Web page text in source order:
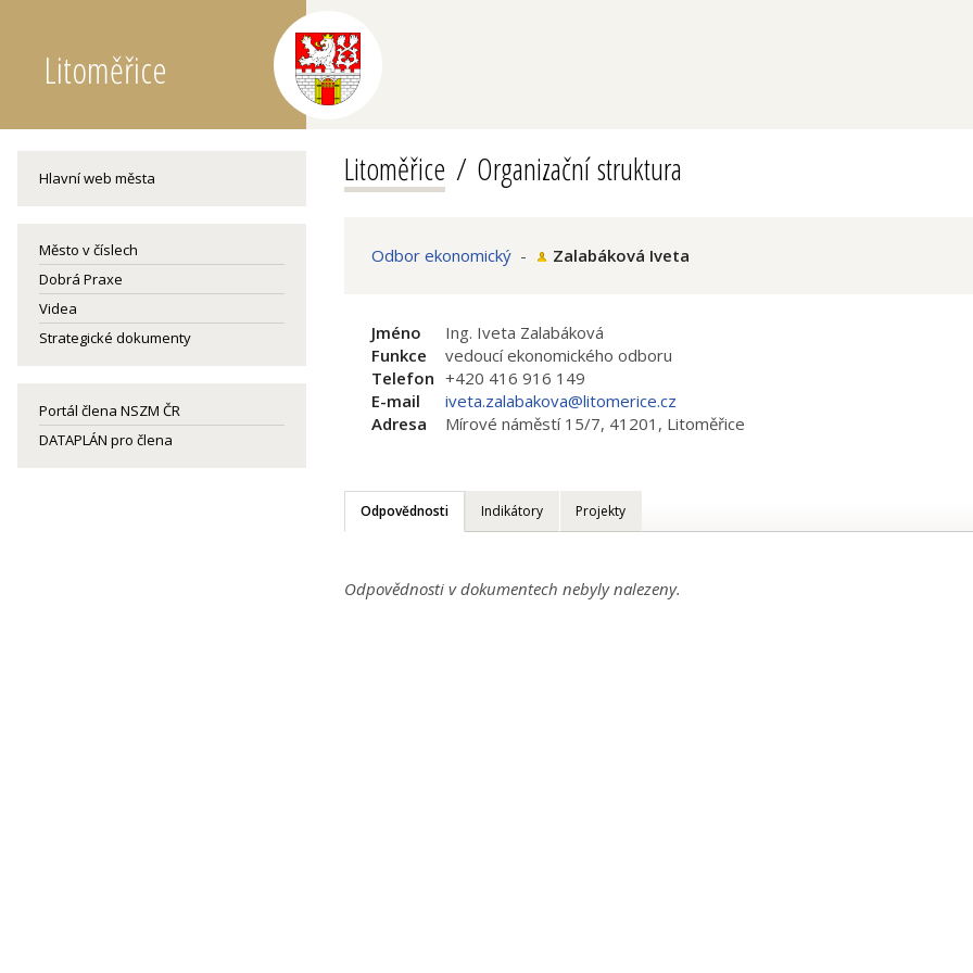
Litoměřice
Hlavní web města
Město v číslech
Dobrá Praxe
Videa
Strategické dokumenty
Portál člena NSZM ČR
DATAPLÁN pro člena
Litoměřice Organizační struktura
Odbor ekonomický - Zalabáková Iveta
Jméno
Ing. Iveta Zalabáková
Funkce
vedoucí ekonomického odboru
Telefon +420 416 916 149
E-mail
iveta.zalabakova@litomerice.cz
Adresa
Mírové náměstí 15/7, 41201, Litoměřice
Odpovědnosti Indikátory Projekty
Odpovědnosti v dokumentech nebyly nalezeny.